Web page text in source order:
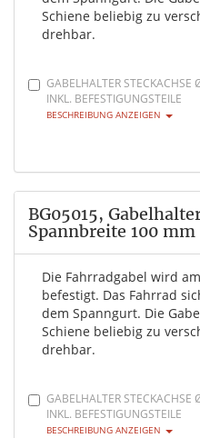
Schiene beliebig zu
drehbar.
GABELHALTER
INKL. BEFESTIGUNGSTEILE
BESCHREIBUNG ANZEIGEN
BG05015,
Spannbreite 100 mm
Die Fahrradgabel wird
befestigt. Das Fahrrad
dem Spanngurt. Die
Schiene beliebig zu
drehbar.
GABELHALTER
INKL. BEFESTIGUNGSTEILE
BESCHREIBUNG ANZEIGEN